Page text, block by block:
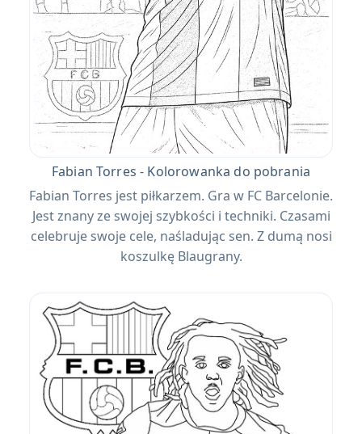
Fabian Torres - Kolorowanka do pobrania
Fabian Torres jest piłkarzem. Gra w FC Barcelonie.
Jest znany ze swojej szybkości i techniki. Czasami
celebruje swoje cele, naśladując sen. Z dumą nosi
koszulkę Blaugrany.